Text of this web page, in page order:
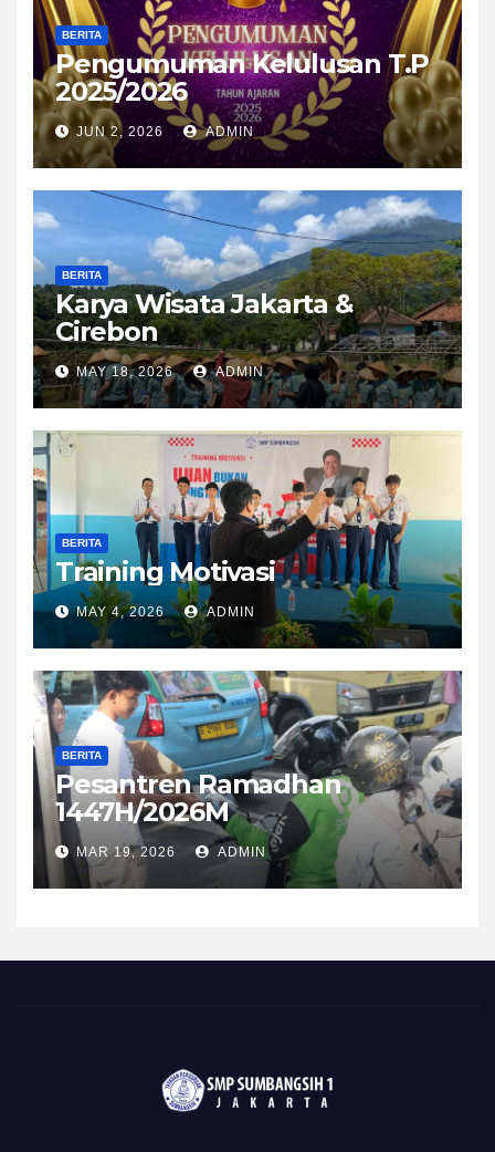
BERITA
Pengumuman Kelulusan T.P
2025/2026
JUN 2, 2026 ADMIN
BERITA
Karya Wisata Jakarta &
Cirebon
MAY 18, 2026 ADMIN
BERITA
Training Motivasi
MAY 4, 2026 ADMIN
BERITA
Pesantren Ramadhan
1447H/2026M
MAR 19, 2026 ADMIN